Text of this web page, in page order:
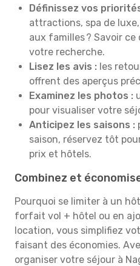
Définissez vos
attractions, spa de
aux familles ? Savoir
votre recherche.
Lisez les avis : les
offrent des aperçus
Examinez les photos :
pour visualiser votre
Anticipez les saisons :
saison, réservez tôt
prix et hôtels.
Combinez et
Pourquoi se limiter à un
forfait vol + hôtel ou en
location, vous simplifiez
faisant des économies.
organiser votre séjour à